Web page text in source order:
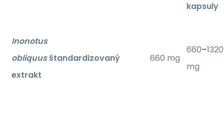
kapsuly
Inonotus
obliquusštandardizovaný
extrakt
660 mg
660–1320
mg